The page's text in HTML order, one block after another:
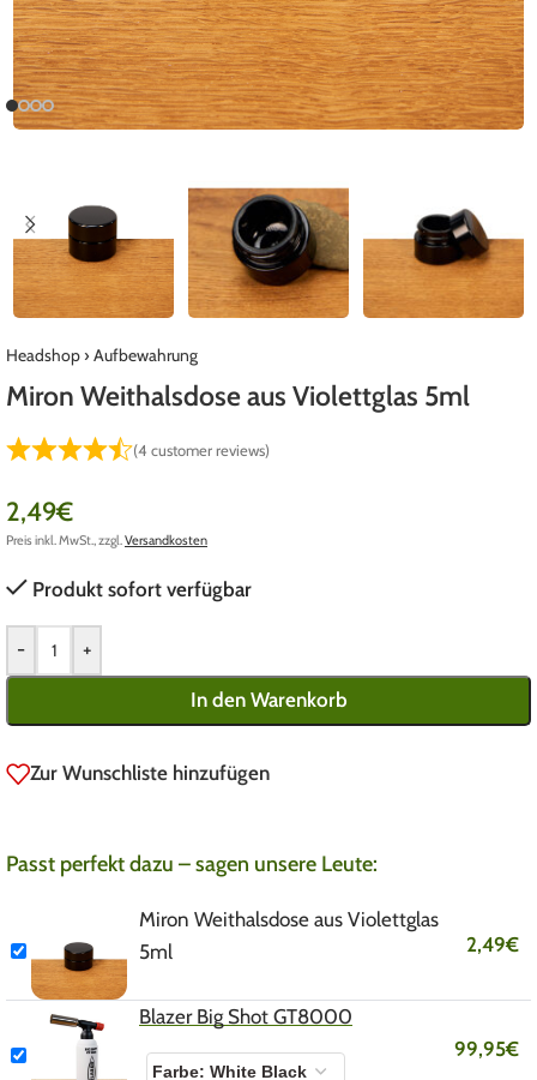
Headshop› Aufbewahrung
Miron Weithalsdose aus Violettglas 5ml
(4 customer reviews)
2,49€
Preis inkl. MwSt., zzgl. Versandkosten
Produkt sofort verfügbar
- +
In den Warenkorb
Zur Wunschliste hinzufügen
Passt perfekt dazu – sagen unsere Leute:
Miron Weithalsdose aus Violettglas
5ml
2,49€
Blazer Big Shot GT8000
99,95€